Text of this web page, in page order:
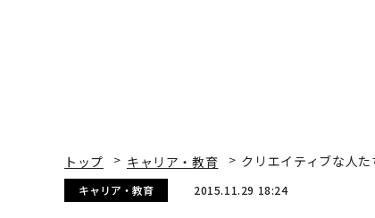
トップ キャリア・教育 クリエイティブな人
キャリア・教育 2015.11.29 18:24